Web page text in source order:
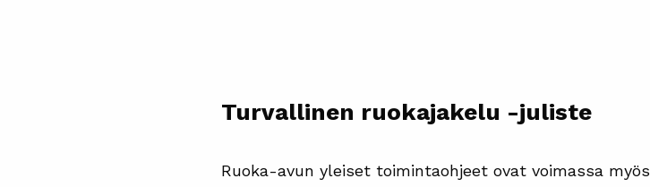
Turvallinen ruokajakelu -juliste
Ruoka-avun yleiset toimintaohjeet ovat voimassa